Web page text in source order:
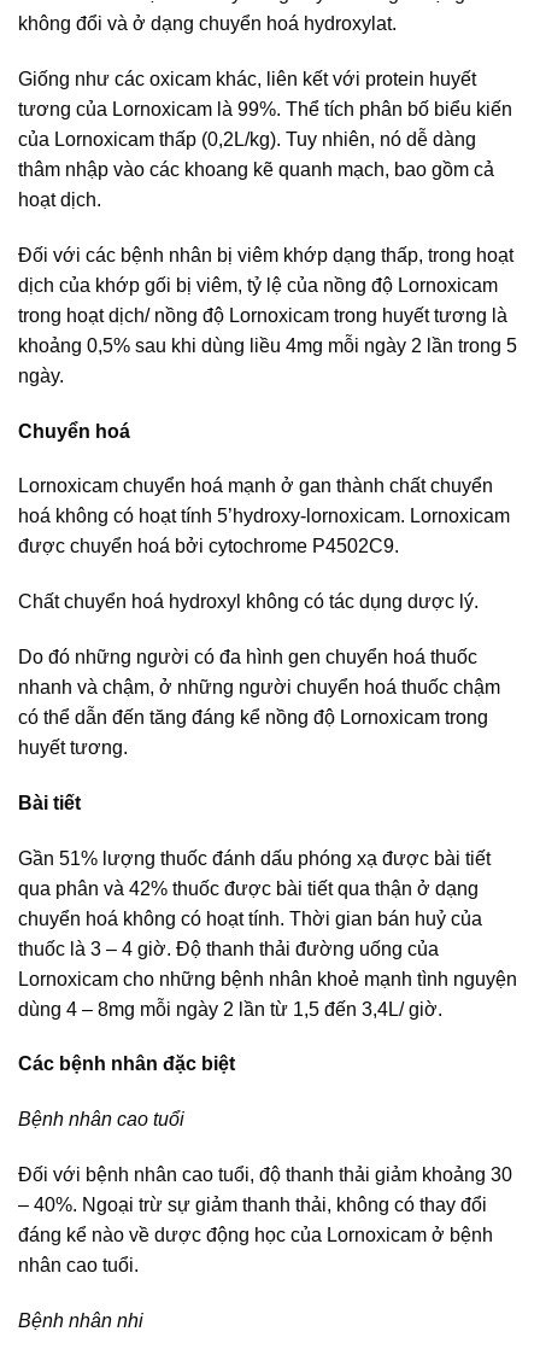
không đổi và ở dạng chuyển hoá hydroxylat.
Giống như các oxicam khác, liên kết với protein huyết
tương của Lornoxicam là 99%. Thể tích phân bố biểu kiến
của Lornoxicam thấp (0,2L/kg). Tuy nhiên, nó dễ dàng
thâm nhập vào các khoang kẽ quanh mạch, bao gồm cả
hoạt dịch.
Đối với các bệnh nhân bị viêm khớp dạng thấp, trong hoạt
dịch của khớp gối bị viêm, tỷ lệ của nồng độ Lornoxicam
trong hoạt dịch/ nồng độ Lornoxicam trong huyết tương là
khoảng 0,5% sau khi dùng liều 4mg mỗi ngày 2 lần trong 5
ngày.
Chuyển hoá
Lornoxicam chuyển hoá mạnh ở gan thành chất chuyển
hoá không có hoạt tính 5’hydroxy-lornoxicam. Lornoxicam
được chuyển hoá bởi cytochrome P4502C9.
Chất chuyển hoá hydroxyl không có tác dụng dược lý.
Do đó những người có đa hình gen chuyển hoá thuốc
nhanh và chậm, ở những người chuyển hoá thuốc chậm
có thể dẫn đến tăng đáng kể nồng độ Lornoxicam trong
huyết tương.
Bài tiết
Gần 51% lượng thuốc đánh dấu phóng xạ được bài tiết
qua phân và 42% thuốc được bài tiết qua thận ở dạng
chuyển hoá không có hoạt tính. Thời gian bán huỷ của
thuốc là 3 – 4 giờ. Độ thanh thải đường uống của
Lornoxicam cho những bệnh nhân khoẻ mạnh tình nguyện
dùng 4 – 8mg mỗi ngày 2 lần từ 1,5 đến 3,4L/ giờ.
Các bệnh nhân đặc biệt
Bệnh nhân cao tuổi
Đối với bệnh nhân cao tuổi, độ thanh thải giảm khoảng 30
– 40%. Ngoại trừ sự giảm thanh thải, không có thay đổi
đáng kể nào về dược động học của Lornoxicam ở bệnh
nhân cao tuổi.
Bệnh nhân nhi